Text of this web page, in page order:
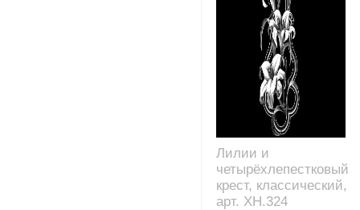
Лилии и
четырёхлепестковый
крест, классический,
арт. XH.324